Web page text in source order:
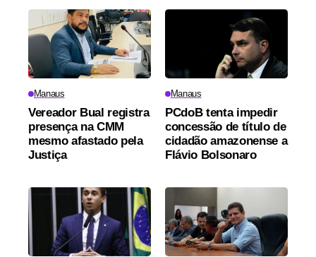
Manaus
Vereador Bual registra
presença na CMM
mesmo afastado pela
Justiça
Manaus
PCdoB tenta impedir
concessão de título de
cidadão amazonense a
Flávio Bolsonaro